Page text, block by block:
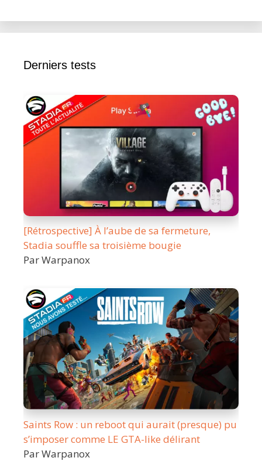
Derniers tests
[Rétrospective] À l’aube de sa fermeture,
Stadia souffle sa troisième bougie
Par Warpanox
Saints Row : un reboot qui aurait (presque) pu
s’imposer comme LE GTA-like délirant
Par Warpanox